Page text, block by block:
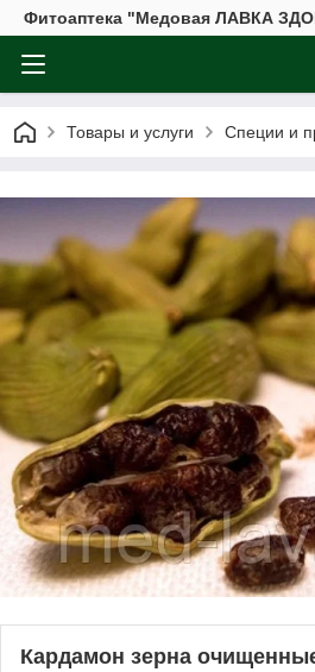
Фитоаптека "Медовая ЛАВКА
Товары и услуги Специи и
Кардамон зерна